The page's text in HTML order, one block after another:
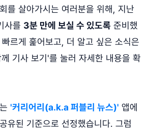
를 살아가시는 여러분을 위해, 지난
사를 3분 만에 보실 수 있도록 준비했
르게 훑어보고, 더 알고 싶은 소식은
기사 보기'를 눌러 자세한 내용을 확
'커리어리(a.k.a 퍼블리 뉴스)' 앱에
유된 기준으로 선정했습니다. 그럼